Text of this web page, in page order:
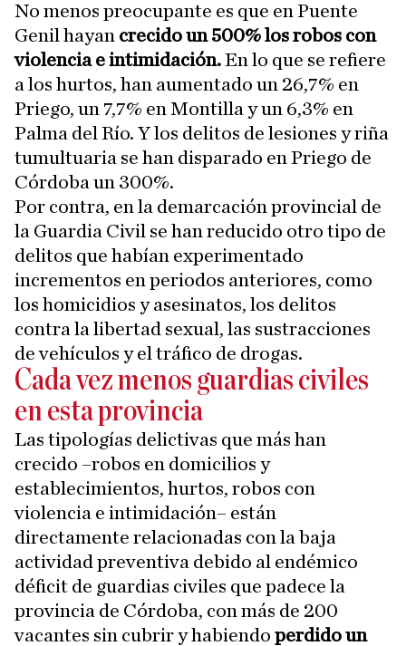
No menos preocupante es que en Puente
Genil hayan crecido un 500% los robos con
violencia e intimidación.En lo que se refiere
a los hurtos, han aumentado un 26,7% en
Priego, un 7,7% en Montilla y un 6,3% en
Palma del Río. Y los delitos de lesiones y riña
tumultuaria se han disparado en Priego de
Córdoba un 300%.
Por contra, en la demarcación provincial de
la Guardia Civil se han reducido otro tipo de
delitos que habían experimentado
incrementos en periodos anteriores, como
los homicidios y asesinatos, los delitos
contra la libertad sexual, las sustracciones
de vehículos y el tráfico de drogas.
Cada vez menos guardias civiles
en esta provincia
Las tipologías delictivas que más han
crecido –robos en domicilios y
establecimientos, hurtos, robos con
violencia e intimidación– están
directamente relacionadas con la baja
actividad preventiva debido al endémico
déficit de guardias civiles que padece la
provincia de Córdoba, con más de 200
vacantes sin cubrir y habiendo perdido un